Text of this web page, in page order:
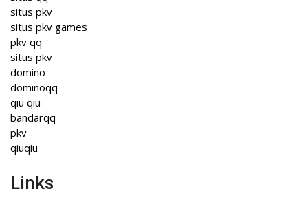
situs pkv
situs pkv games
pkv qq
situs pkv
domino
dominoqq
qiu qiu
bandarqq
pkv
qiuqiu
Links